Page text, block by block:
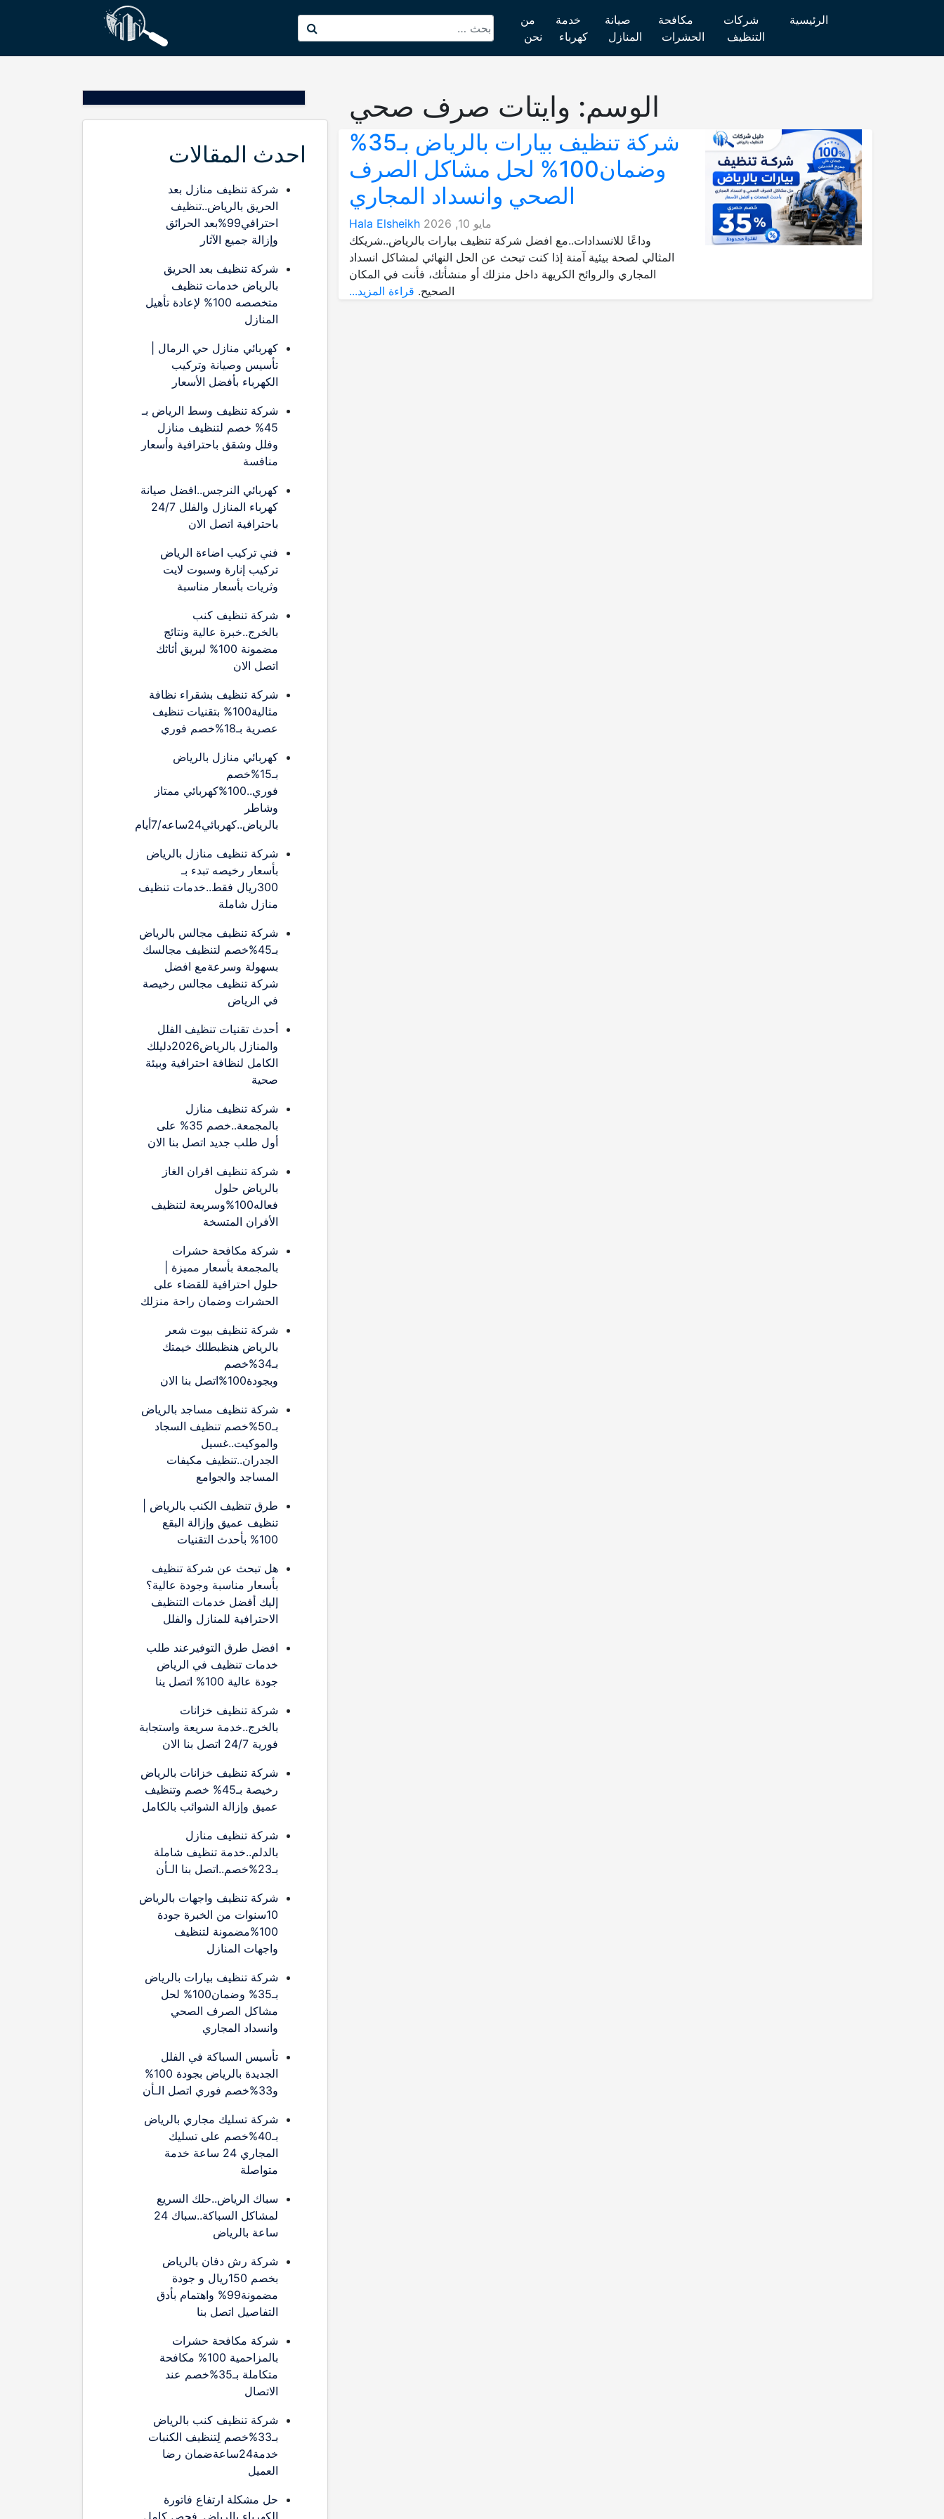
الرئيسية
شركات
التنظيف
مكافحة
الحشرات
صيانة
المنازل
خدمة
كهرباء
من
نحن
عن:
الوسم: وايتات صرف صحي
شركة تنظيف بيارات بالرياض بـ35%
وضمان100% لحل مشاكل الصرف
الصحي وانسداد المجاري
مايو 10, 2026
Hala Elsheikh
وداعًا للانسدادات..مع افضل شركة تنظيف بيارات بالرياض..شريكك
المثالي لصحة بيئية آمنة إذا كنت تبحث عن الحل النهائي لمشاكل انسداد
المجاري والروائح الكريهة داخل منزلك أو منشأتك، فأنت في المكان
الصحيح. قراءة المزيد...
احدث المقالات
شركة تنظيف منازل بعد
الحريق بالرياض..تنظيف
احترافي99%بعد الحرائق
وإزالة جميع الآثار
شركة تنظيف بعد الحريق
بالرياض خدمات تنظيف
متخصصه 100% لإعادة تأهيل
المنازل
كهربائي منازل حي الرمال |
تأسيس وصيانة وتركيب
الكهرباء بأفضل الأسعار
شركة تنظيف وسط الرياض بـ
45% خصم لتنظيف منازل
وفلل وشقق باحترافية وأسعار
منافسة
كهربائي النرجس..افضل صيانة
كهرباء المنازل والفلل 24/7
باحترافية اتصل الان
فني تركيب اضاءة الرياض
تركيب إنارة وسبوت لايت
وثريات بأسعار مناسبة
شركة تنظيف كنب
بالخرج..خبرة عالية ونتائج
مضمونة 100% لبريق أثاثك
اتصل الان
شركة تنظيف بشقراء نظافة
مثالية100% بتقنيات تنظيف
عصرية بـ18%خصم فوري
كهربائي منازل بالرياض
بـ15%خصم
فوري..100%كهربائي ممتاز
وشاطر
بالرياض..كهربائي24ساعه/7أيام
شركة تنظيف منازل بالرياض
بأسعار رخيصه تبدء بـ
300ريال فقط..خدمات تنظيف
منازل شاملة
شركة تنظيف مجالس بالرياض
بـ45%خصم لتنظيف مجالسك
بسهولة وسرعةمع افضل
شركة تنظيف مجالس رخيصة
في الرياض
أحدث تقنيات تنظيف الفلل
والمنازل بالرياض2026دليلك
الكامل لنظافة احترافية وبيئة
صحية
شركة تنظيف منازل
بالمجمعة..خصم 35% على
أول طلب جديد اتصل بنا الان
شركة تنظيف افران الغاز
بالرياض حلول
فعاله100%وسريعة لتنظيف
الأفران المتسخة
شركة مكافحة حشرات
بالمجمعة بأسعار مميزة |
حلول احترافية للقضاء على
الحشرات وضمان راحة منزلك
شركة تنظيف بيوت شعر
بالرياض هنظبطلك خيمتك
بـ34%خصم
وبجودة100%اتصل بنا الان
شركة تنظيف مساجد بالرياض
بـ50%خصم تنظيف السجاد
والموكيت..غسيل
الجدران..تنظيف مكيفات
المساجد والجوامع
طرق تنظيف الكنب بالرياض |
تنظيف عميق وإزالة البقع
100% بأحدث التقنيات
هل تبحث عن شركة تنظيف
بأسعار مناسبة وجودة عالية؟
إليك أفضل خدمات التنظيف
الاحترافية للمنازل والفلل
افضل طرق التوفيرعند طلب
خدمات تنظيف في الرياض
جودة عالية 100% اتصل ينا
شركة تنظيف خزانات
بالخرج..خدمة سريعة واستجابة
فورية 24/7 اتصل بنا الان
شركة تنظيف خزانات بالرياض
رخيصة بـ45% خصم وتنظيف
عميق وإزالة الشوائب بالكامل
شركة تنظيف منازل
بالدلم..خدمة تنظيف شاملة
بـ23%خصم..اتصل بنا الـأن
شركة تنظيف واجهات بالرياض
10سنوات من الخبرة جودة
100%مضمونة لتنظيف
واجهات المنازل
شركة تنظيف بيارات بالرياض
بـ35% وضمان100% لحل
مشاكل الصرف الصحي
وانسداد المجاري
تأسيس السباكة في الفلل
الجديدة بالرياض بجودة 100%
و33%خصم فوري اتصل الـأن
شركة تسليك مجاري بالرياض
بـ40%خصم على تسليك
المجاري 24 ساعة خدمة
متواصلة
سباك الرياض..حلك السريع
لمشاكل السباكة..سباك 24
ساعة بالرياض
شركة رش دفان بالرياض
بخصم 150ريال و جودة
مضمونة99% واهتمام بأدق
التفاصيل اتصل بنا
شركة مكافحة حشرات
بالمزاحمية 100% مكافحة
متكاملة بـ35%خصم عند
الاتصال
شركة تنظيف كنب بالرياض
بـ33%خصم لِتنظيف الكنبات
خدمة24ساعةضمان رضا
العميل
حل مشكلة ارتفاع فاتورة
الكهرباء بالرياض..فحص كامل